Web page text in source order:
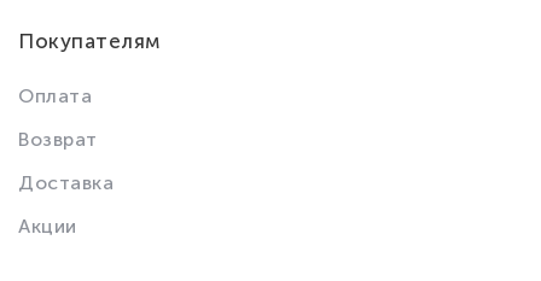
Покупателям
Оплата
Возврат
Доставка
Акции